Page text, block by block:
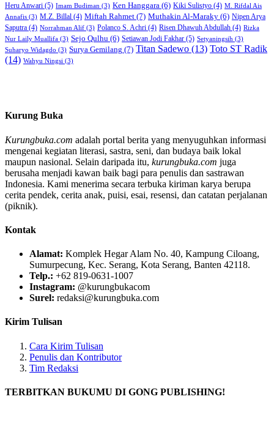
Heru Anwari (5) Imam Budiman (3) Ken Hanggara (6) Kiki Sulistyo (4) M. Rifdal Ais
Annafis (3) M.Z. Billal (4) Miftah Rahmet (7) Muthakin Al-Maraky (6) Nipen Arya
Saputra (4) Norrahman Alif (3) Polanco S. Achri (4) Risen Dhawuh Abdullah (4) Rizka
Nur Laily Muallifa (3) Sejo Qulhu (6) Setiawan Jodi Fakhar (5) Setyaningsih (3)
Suharyo Widagdo (3) Surya Gemilang (7) Titan Sadewo (13) Toto ST Radik
(14) Wahyu Ningsi (3)
Kurung Buka
Kurungbuka.com adalah portal berita yang menyuguhkan informasi
mengenai kegiatan literasi, sastra, seni, dan budaya baik lokal
maupun nasional. Selain daripada itu, kurungbuka.com juga
berusaha menjadi kawan baik bagi para penulis dan sastrawan
Indonesia. Kami menerima secara terbuka kiriman karya berupa
cerita pendek, cerita anak, puisi, esai, resensi, dan catatan perjalanan
(piknik).
Kontak
Alamat: Komplek Hegar Alam No. 40, Kampung Ciloang,
Sumurpecung, Kec. Serang, Kota Serang, Banten 42118.
Telp.: +62 819-0631-1007
Instagram: @kurungbukacom
Surel: redaksi@kurungbuka.com
Kirim Tulisan
Cara Kirim Tulisan
Penulis dan Kontributor
Tim Redaksi
TERBITKAN BUKUMU DI GONG PUBLISHING!